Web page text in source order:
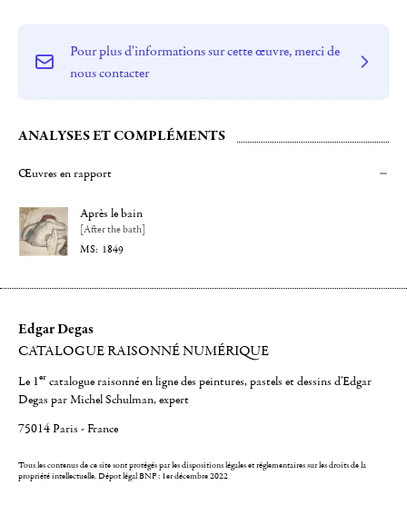
Pour plus d'informations sur cette œuvre, merci de
nous contacter
ANALYSES ET COMPLÉMENTS
Œuvres en rapport
Après le bain
[After the bath]
1849
Edgar Degas
CATALOGUE RAISONNÉ NUMÉRIQUE
Le 1er catalogue raisonné en ligne des peintures, pastels et dessins d'Edgar
Degas par Michel Schulman, expert
75014 Paris - France
Tous les contenus de ce site sont protégés par les dispositions légales et réglementaires sur les droits de la
propriété intellectuelle.Dépot légal BNF : 1er décembre 2022